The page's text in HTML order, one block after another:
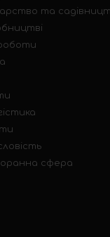
та
роботи
сфера